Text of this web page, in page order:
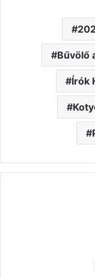
Bűvölő
Írók